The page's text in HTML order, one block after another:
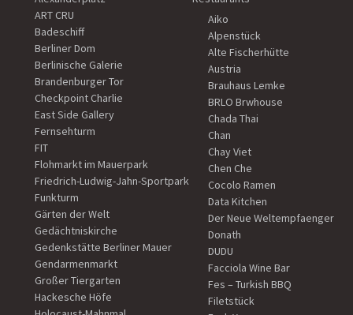
ART CRU
Badeschiff
Berliner Dom
Berlinische Galerie
Brandenburger Tor
Checkpoint Charlie
East Side Gallery
Fernsehturm
FIT
Flohmarkt im Mauerpark
Friedrich-Ludwig-Jahn-Sportpark
Funkturm
Gärten der Welt
Gedächtniskirche
Gedenkstätte Berliner Mauer
Gendarmenmarkt
Großer Tiergarten
Hackesche Höfe
Aiko
Alpenstück
Alte Fischerhütte
Austria
Brauhaus Lemke
BRLO Brwhouse
Chada Thai
Chan
Chay Viet
Chen Che
Cocolo Ramen
Data Kitchen
Der Neue Weltempfaenger
Donath
DUDU
Facciola Wine Bar
Fes – Turkish BBQ
Filetstück